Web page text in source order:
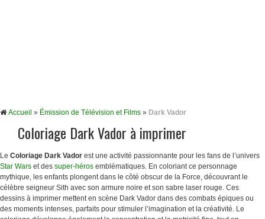
Accueil » Émission de Télévision et Films » Dark Vador
Coloriage Dark Vador à imprimer
Le Coloriage Dark Vador est une activité passionnante pour les fans de l’univers
Star Wars et des super-héros emblématiques. En coloriant ce personnage
mythique, les enfants plongent dans le côté obscur de la Force, découvrant le
célèbre seigneur Sith avec son armure noire et son sabre laser rouge. Ces
dessins à imprimer mettent en scène Dark Vador dans des combats épiques ou
des moments intenses, parfaits pour stimuler l’imagination et la créativité. Le